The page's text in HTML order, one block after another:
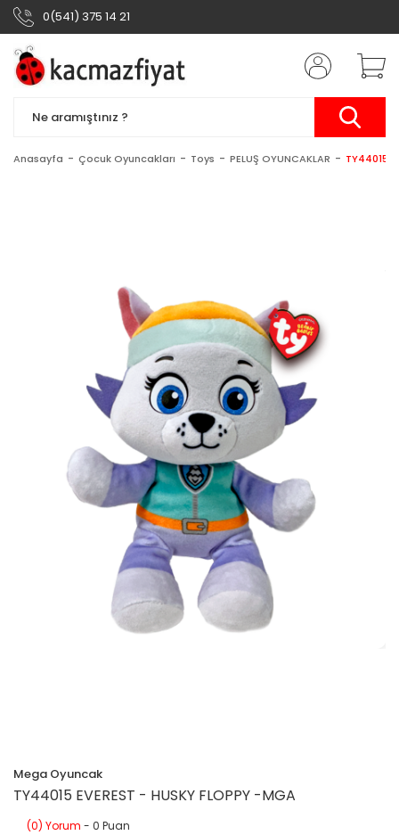
0(541) 375 14 21
Anasayfa Çocuk Oyuncakları Toys PELUŞ OYUNCAKLAR TY44015
Mega Oyuncak
TY44015 EVEREST - HUSKY FLOPPY -MGA
(0) Yorum - 0 Puan